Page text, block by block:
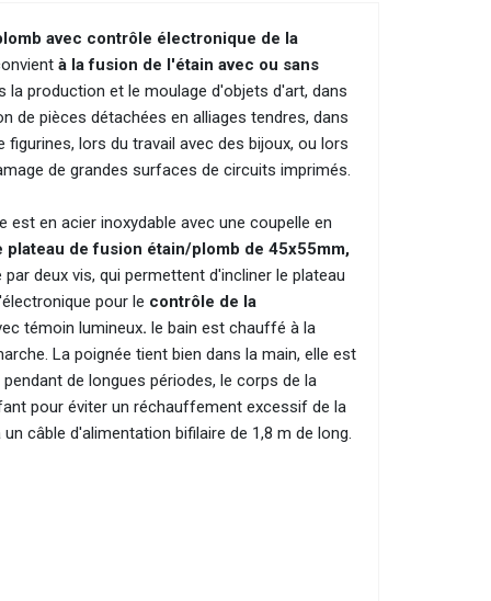
avec contrôle électronique de la
à la fusion de l'étain avec ou sans
la production et le moulage d'objets d'art, dans
de pièces détachées en alliages tendres, dans
lors du travail avec des bijoux, ou lors
de grandes surfaces de circuits imprimés.
en acier inoxydable avec une coupelle en
plateau de fusion étain/plomb de 45x55mm,
deux vis, qui permettent d'incliner le plateau
pour le contrôle de la
témoin lumineux. le bain est chauffé à la
La poignée tient bien dans la main, elle est
de longues périodes, le corps de la
pour éviter un réchauffement excessif de la
câble d'alimentation bifilaire de 1,8 m de long.